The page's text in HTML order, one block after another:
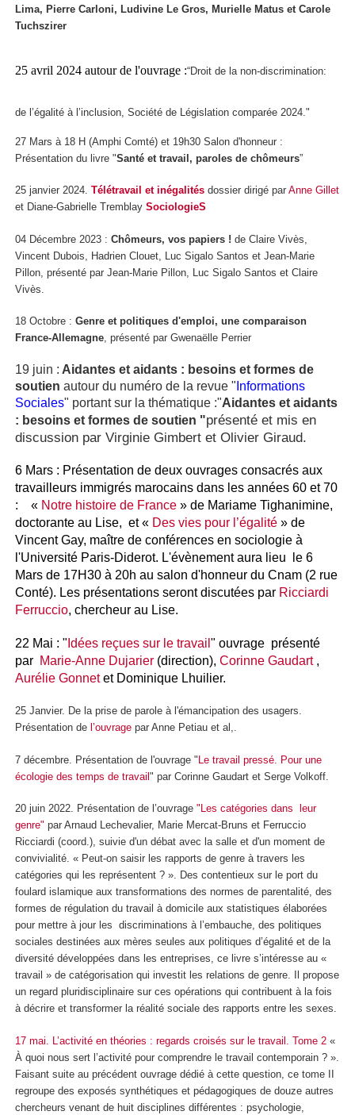
Lima, Pierre Carloni, Ludivine Le Gros, Murielle Matus et Carole
Tuchszirer
25 avril 2024 autour de l'ouvrage :“Droit de la non-discrimination:
de l’égalité à l’inclusion, Société de Législation comparée 2024."
27 Mars à 18 H (Amphi Comté) et 19h30 Salon d'honneur :
Présentation du livre "Santé et travail, paroles de chômeurs”
25 janvier 2024. Télétravail et inégalités dossier dirigé par Anne Gillet
et Diane-Gabrielle Tremblay SociologieS
04 Décembre 2023 : Chômeurs, vos papiers ! de Claire Vivès,
Vincent Dubois, Hadrien Clouet, Luc Sigalo Santos et Jean-Marie
Pillon, présenté par Jean-Marie Pillon, Luc Sigalo Santos et Claire
Vivès.
18 Octobre : Genre et politiques d'emploi, une comparaison
France-Allemagne, présenté par Gwenaëlle Perrier
19 juin : Aidantes et aidants : besoins et formes de
soutien autour du numéro de la revue " Informations
Sociales" portant sur la thématique :"Aidantes et aidants
: besoins et formes de soutien "présenté et mis en
discussion par Virginie Gimbert et Olivier Giraud.
6 Mars : Présentation de deux ouvrages consacrés aux
travailleurs immigrés marocains dans les années 60 et 70
:
« Notre histoire de France » de Mariame Tighanimine,
doctorante au Lise, et « Des vies pour l’égalité » de
Vincent Gay, maître de conférences en sociologie à
l'Université Paris-Diderot. L'évènement aura lieu
le 6
Mars de 17H30 à 20h au salon d'honneur du Cnam (2 rue
Conté). Les présentations seront discutées par Ricciardi
Ferruccio, chercheur au Lise.
22 Mai : " Idées reçues sur le travail " ouvrage présenté
par Marie-Anne Dujarier (direction), Corinne Gaudart,
Aurélie Gonnetet Dominique Lhuilier.
25 Janvier. De la prise de parole à l'émancipation des usagers.
Présentation de l’ouvrage par Anne Petiau et al,.
7 décembre. Présentation de l'ouvrage "Le travail pressé. Pour une
écologie des temps de travail" par Corinne Gaudart et Serge Volkoff.
20 juin 2022. Présentation de l’ouvrage "Les catégories dans leur
genre" par Arnaud Lechevalier, Marie Mercat-Bruns et Ferruccio
Ricciardi (coord.), suivie d'un débat avec la salle et d'un moment de
convivialité. « Peut-on saisir les rapports de genre à travers les
catégories qui les représentent ? ». Des contentieux sur le port du
foulard islamique aux transformations des normes de parentalité, des
formes de régulation du travail à domicile aux statistiques élaborées
pour mettre à jour les discriminations à l’embauche, des politiques
sociales destinées aux mères seules aux politiques d’égalité et de la
diversité développées dans les entreprises, ce livre s’intéresse au «
travail » de catégorisation qui investit les relations de genre. Il propose
un regard pluridisciplinaire sur ces opérations qui contribuent à la fois
à décrire et transformer la réalité sociale des rapports entre les sexes.
17 mai. L’activité en théories : regards croisés sur le travail. Tome 2 «
À quoi nous sert l’activité pour comprendre le travail contemporain ? ».
Faisant suite au précédent ouvrage dédié à cette question, ce tome II
regroupe des exposés synthétiques et pédagogiques de douze autres
chercheurs venant de huit disciplines différentes : psychologie,